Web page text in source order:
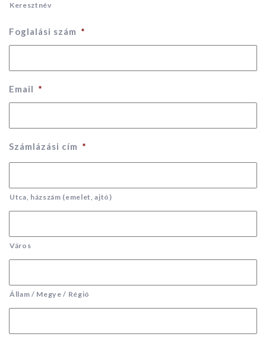
Keresztnév
Foglalási szám *
Email *
Számlázási cím *
Utca, házszám (emelet, ajtó)
Város
Állam / Megye / Régió